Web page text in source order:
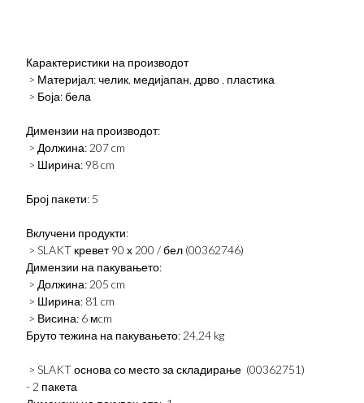
Карактеристики на производот
> Материјал: челик, медијапан, дрво , пластика
> Боја: бела
Димензии на производот:
> Должина: 207 cm
> Ширина: 98 cm
Број пакети: 5
Вклучени продукти:
> SLAKT кревет 90 х 200 / бел (00362746)
Димензии на пакувањето:
> Должина: 205 cm
> Ширина: 81 cm
> Висина: 6 мcm
Бруто тежина на пакувањето: 24,24 kg
> SLAKT основа со место за складирање (00362751)
- 2 пакета